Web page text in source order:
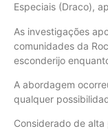
Especiais (Draco),
As investigações
comunidades da
esconderijo
A abordagem
qualquer
Considerado de